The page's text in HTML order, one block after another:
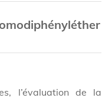
l’évaluation de la